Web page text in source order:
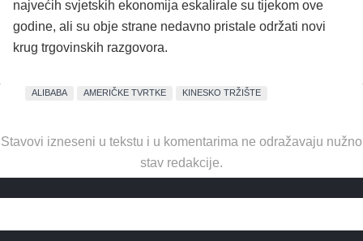
najvećih svjetskih ekonomija eskalirale su tijekom ove
godine, ali su obje strane nedavno pristale održati novi
krug trgovinskih razgovora.
ALIBABA AMERIČKE TVRTKE KINESKO TRŽIŠTE
Stavovi izneseni u tekstu i u komentarima ne odražavaju nužno
stav redakcije.